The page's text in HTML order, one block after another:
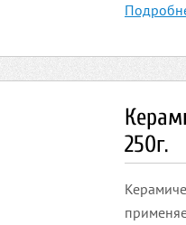
250г.